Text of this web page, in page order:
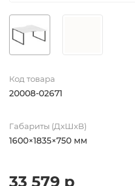
Код товара
20008-02671
Габариты (ДхШхВ)
1600×1835×750 мм
33 579 р